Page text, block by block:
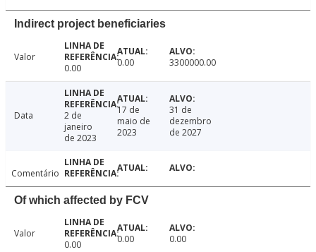
Indirect project beneficiaries
Valor
0.00
0.00 3300000.00
Data
2 de
janeiro
de 2023
17 de
maio de
2023
31 de
dezembro
de 2027
Comentário
Of which affected by FCV
Valor
0.00
0.00 0.00